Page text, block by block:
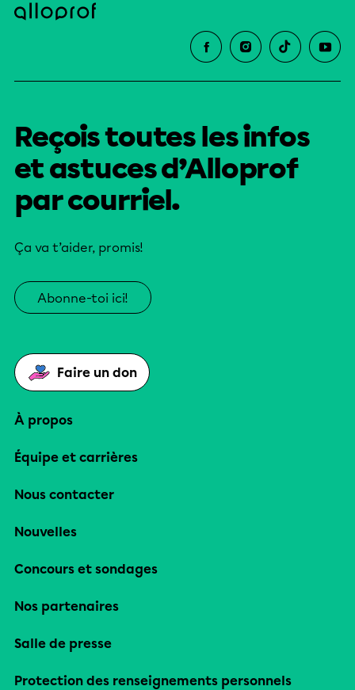
Reçois toutes les infos
et astuces d’Alloprof
par courriel.
Ça va t’aider, promis!
Abonne-toi ici!
Faire un don
À propos
Équipe et carrières
Nous contacter
Nouvelles
Concours et sondages
Nos partenaires
Salle de presse
Protection des renseignements personnels